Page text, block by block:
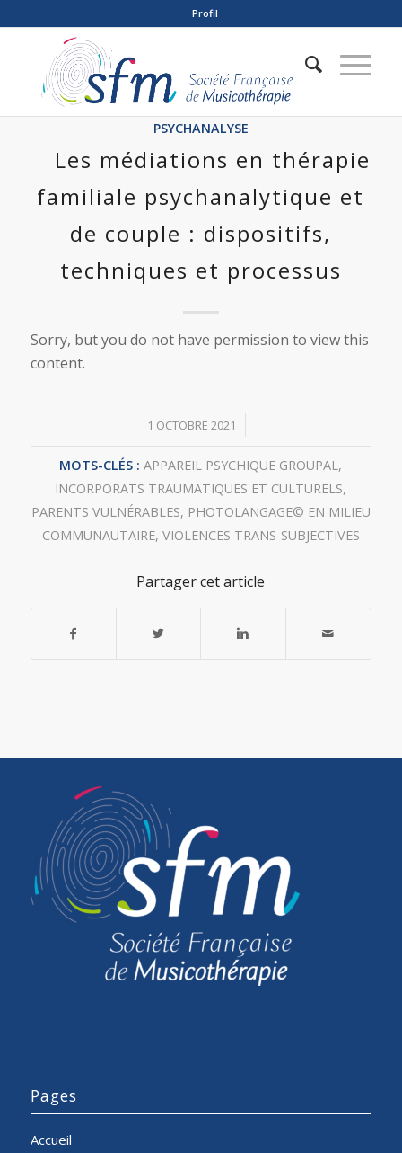
Profil
PSYCHANALYSE
Les médiations en thérapie
familiale psychanalytique et
de couple : dispositifs,
techniques et processus
Sorry, but you do not have permission to view this
content.
1 OCTOBRE 2021
/
MOTS-CLÉS : APPAREIL PSYCHIQUE GROUPAL,
INCORPORATS TRAUMATIQUES ET CULTURELS,
PARENTS VULNÉRABLES, PHOTOLANGAGE© EN MILIEU
COMMUNAUTAIRE, VIOLENCES TRANS-SUBJECTIVES
Partager cet article
Pages
Accueil